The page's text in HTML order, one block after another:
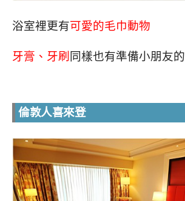
浴室裡更有可愛的毛巾動物
牙膏、牙刷同樣也有準備小朋友的
倫敦人喜來登